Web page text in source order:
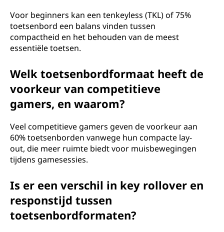
Voor beginners kan een tenkeyless (TKL) of 75%
toetsenbord een balans vinden tussen
compactheid en het behouden van de meest
essentiële toetsen.
Welk toetsenbordformaat heeft de
voorkeur van competitieve
gamers, en waarom?
Veel competitieve gamers geven de voorkeur aan
60% toetsenborden vanwege hun compacte lay-
out, die meer ruimte biedt voor muisbewegingen
tijdens gamesessies.
Is er een verschil in key rollover en
responstijd tussen
toetsenbordformaten?